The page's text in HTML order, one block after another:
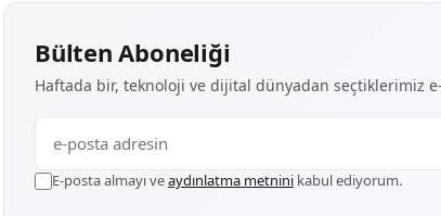
Bülten Aboneliği
Haftada bir, teknoloji ve dijital dünyadan seçtiklerimiz
E-posta almayı veaydınlatma metnini kabul ediyorum.